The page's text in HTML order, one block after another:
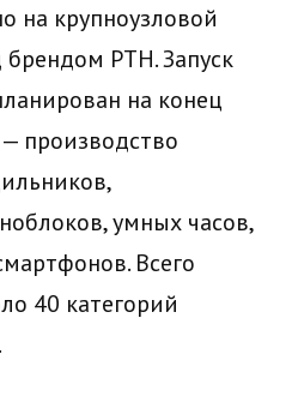
на крупноузловой
РТН. Запуск
на конец
производство
умных часов,
Всего
40 категорий